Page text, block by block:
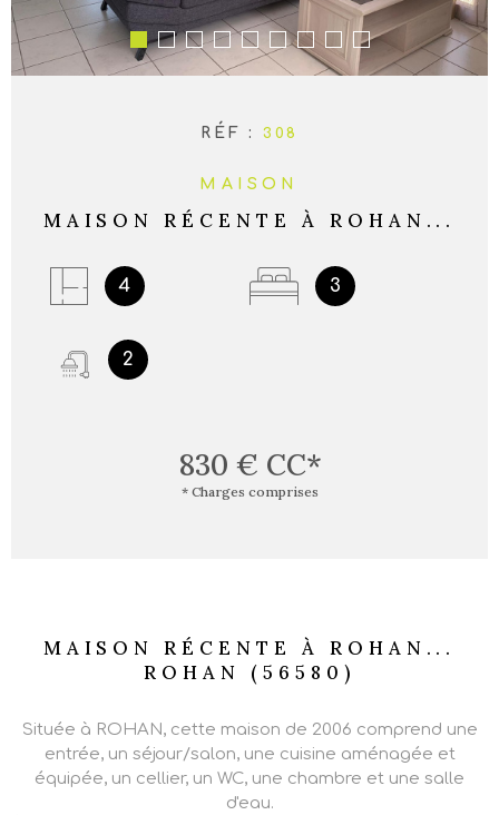
RÉF : 308
MAISON
MAISON RÉCENTE À ROHAN...
4 3
2
830 € CC*
* Charges comprises
MAISON RÉCENTE À ROHAN...
ROHAN (56580)
Située à ROHAN, cette maison de 2006 comprend une
entrée, un séjour/salon, une cuisine aménagée et
équipée, un cellier, un WC, une chambre et une salle
d'eau.